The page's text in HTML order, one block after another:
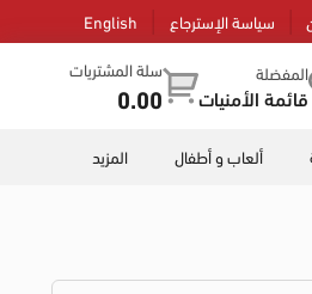
سياسة الإسترجاع English
المفضلة
قائمة الأمنيات
سلة المشتريات
0.00
ألعاب و أطفال المزيد